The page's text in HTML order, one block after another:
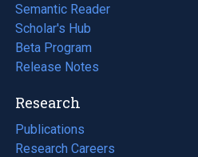
Semantic Reader
Scholar's Hub
Beta Program
Release Notes
Research
Publications
(opens
in
Research Careers
(opens